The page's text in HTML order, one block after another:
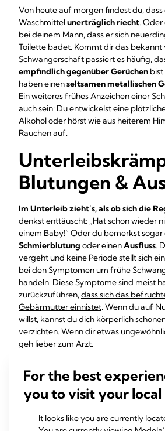
Von heute auf morgen findest du, dass
Waschmittelunerträglich riecht.
bei deinem Mann, dass er sich
Toilette badet. Kommt dir das bekannt
Schwangerschaft passiert es häufig,
empfindlich gegenüber Gerüchen
haben einenseltsamen metallischen
Ein weiteres frühes Anzeichen einer
auch sein: Du entwickelst eine
Alkohol oder hörst wie aus heiterem
Rauchen auf.
Blutungen &
Im Unterleib zieht’s, als ob sich die
denkst enttäuscht: „Hat schon wieder
einem Baby!“ Oder du bemerkst sogar
Schmierblutung oder einenAusfluss.
vergeht und keine Periode stellt sich
bei den Symptomen um frühe
handeln. Diese Symptome sind meist
zurückzuführen,dass sich das
Gebärmutter einnistet. Wenn du auf
willst, kannst du dich körperlich
verzichten. Wenn dir etwas
geh lieber zum Arzt.
Erhöhte
Indem du die Basaltemperatur
morgens nach dem Aufwachen
For the best
you to visit your local
It looks like you are currently